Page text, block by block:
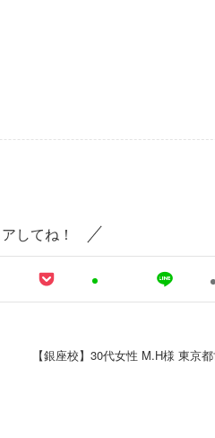
してね！
【銀座校】30代女性 M.H様 東京